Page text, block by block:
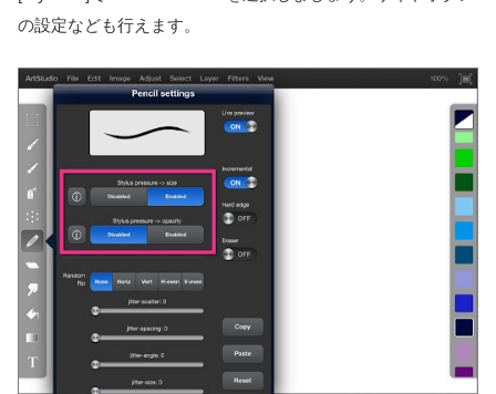
の設定なども行えます。